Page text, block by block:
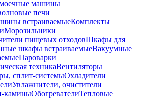
машины
печи
встраиваемыеКомплекты
Морозильники
пищевых отходовШкафы для
шкафы встраиваемыеВакуумные
Пароварки
техникаВентиляторы
сплит-системыОхладители
Увлажнители, очистители
каминыОбогревателиТепловые